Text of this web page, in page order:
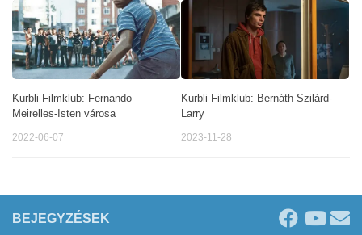
Kurbli Filmklub: Fernando
Meirelles-Isten városa
2022-06-07
Kurbli Filmklub: Bernáth Szilárd-
Larry
2023-11-28
BEJEGYZÉSEK